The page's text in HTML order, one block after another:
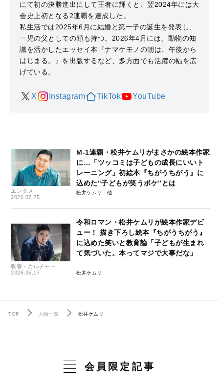
にて初の決勝進出にして王者に輝くと、翌2024年には大
会史上初となる2連覇を達成した。
私生活では2025年6月に結婚と第一子の誕生を発表し、
一児の父としての顔も持つ。2026年4月には、動物の知
識を活かしたエッセイ本『ナマケモノの朝は、午後から
はじまる。』を出版するなど、多方面でも活躍の幅を広
げている。
X Instagram TikTok YouTube
エンタメ
2026.07.25
M-1連覇・松井ケムリがまさかの絵本作家
に…「ツッコミは子どもの成長にいいト
レーニング」初絵本『ちがうちがう』に
込めた“子どもが笑うボケ”とは
松井ケムリ
教養・カルチャー
2026.05.17
令和ロマン・松井ケムリが絵本作家デビ
ュー！ 描き下ろし絵本『ちがうちがう』
に込めた笑いと教育論「子どもが生まれ
て気づいた。本ってマジで大事だな」
松井ケムリ
TOP 人物一覧 松井ケムリ
会員限定記事